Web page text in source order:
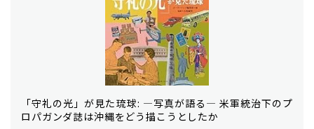
「守礼の光」が見た琉球: ―写真が語る― 米軍統治下のプ
ロパガンダ誌は沖縄をどう描こうとしたか